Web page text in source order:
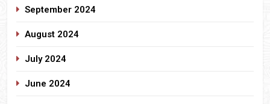
September 2024
August 2024
July 2024
June 2024